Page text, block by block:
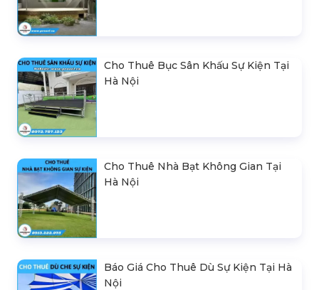
Cho Thuê Bục Sân Khấu Sự Kiện Tại
Hà Nội
Cho Thuê Nhà Bạt Không Gian Tại
Hà Nội
Báo Giá Cho Thuê Dù Sự Kiện Tại Hà
Nội